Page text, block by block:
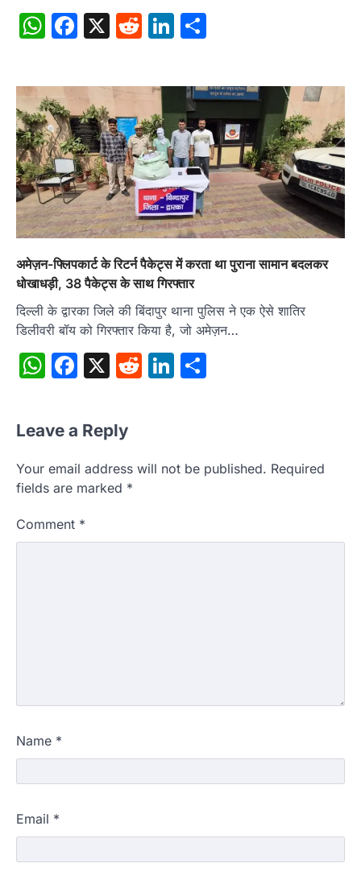
WhatsApp
Facebook
X RedditLinkedIn
अमेज़न-फ्लिपकार्ट के रिटर्न पैकेट्स में करता था पुराना सामान बदलकर
धोखाधड़ी, 38 पैकेट्स के साथ गिरफ्तार
दिल्ली के द्वारका जिले की बिंदापुर थाना पुलिस ने एक ऐसे शातिर
डिलीवरी बॉय को गिरफ्तार किया है, जो अमेज़न…
WhatsApp
Facebook
X RedditLinkedIn
Leave a Reply
Your email address will not be published. Required
fields are marked *
Comment *
Name *
Email *